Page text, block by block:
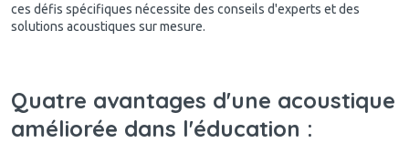
ces défis spécifiques nécessite des conseils d'experts et des
solutions acoustiques sur mesure.
Quatre avantages d'une acoustique
améliorée dans l'éducation :